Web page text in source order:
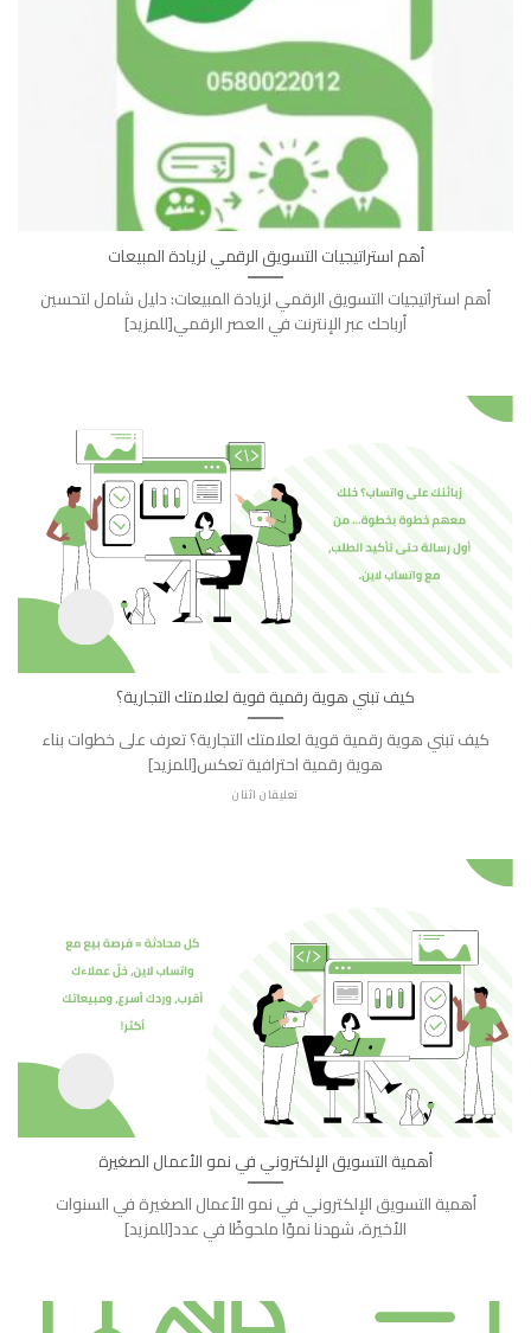
أهم استراتيجيات التسويق الرقمي لزيادة المبيعات
أهم استراتيجيات التسويق الرقمي لزيادة المبيعات: دليل شامل لتحسين
أرباحك عبر الإنترنت في العصر الرقمي[للمزيد]
كيف تبني هوية رقمية قوية لعلامتك التجارية؟
كيف تبني هوية رقمية قوية لعلامتك التجارية؟ تعرف على خطوات بناء
هوية رقمية احترافية تعكس[للمزيد]
تعليقان اثنان
أهمية التسويق الإلكتروني في نمو الأعمال الصغيرة
أهمية التسويق الإلكتروني في نمو الأعمال الصغيرة في السنوات
الأخيرة، شهدنا نموًا ملحوظًا في عدد[للمزيد]